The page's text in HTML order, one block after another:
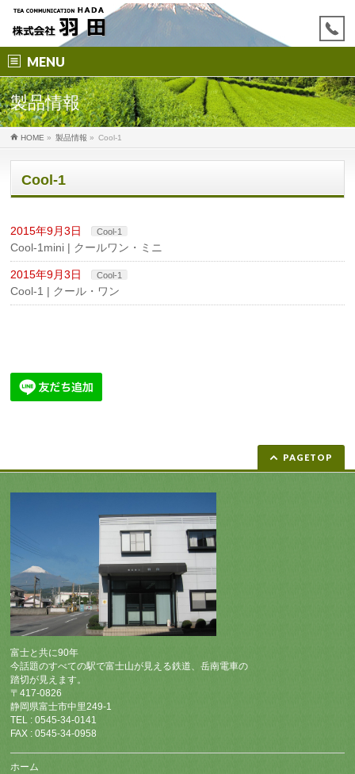
MENU
製品情報
HOME » 製品情報 » Cool-1
Cool-1
2015年9月3日 Cool-1
Cool-1mini | クールワン・ミニ
2015年9月3日 Cool-1
Cool-1 | クール・ワン
PAGETOP
富士と共に90年
今話題のすべての駅で富士山が見える鉄道、岳南電車の
踏切が見えます。
〒417-0826
静岡県富士市中里249-1
TEL : 0545-34-0141
FAX : 0545-34-0958
ホーム